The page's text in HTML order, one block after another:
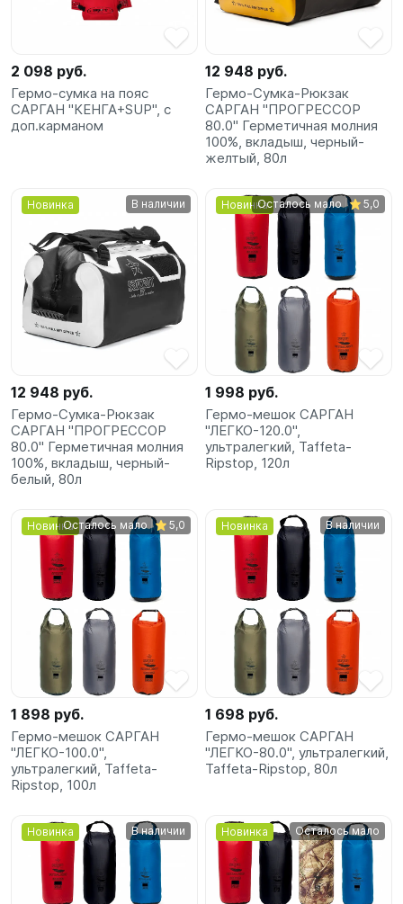
2 098 руб.
Гермо-сумка на пояс
САРГАН "КЕНГА+SUP", с
доп.карманом
12 948 руб.
Гермо-Сумка-Рюкзак
САРГАН "ПРОГРЕССОР
80.0" Герметичная молния
100%, вкладыш, черный-
желтый, 80л
Новинка В наличии
12 948 руб.
Гермо-Сумка-Рюкзак
САРГАН "ПРОГРЕССОР
80.0" Герметичная молния
100%, вкладыш, черный-
белый, 80л
НовинкаОсталось мало 5,0
1 998 руб.
Гермо-мешок САРГАН
"ЛЕГКО-120.0",
ультралегкий, Taffeta-
Ripstop, 120л
НовинкаОсталось мало 5,0
1 898 руб.
Гермо-мешок САРГАН
"ЛЕГКО-100.0",
ультралегкий, Taffeta-
Ripstop, 100л
Новинка В наличии
1 698 руб.
Гермо-мешок САРГАН
"ЛЕГКО-80.0", ультралегкий,
Taffeta-Ripstop, 80л
Новинка В наличии Новинка Осталось мало